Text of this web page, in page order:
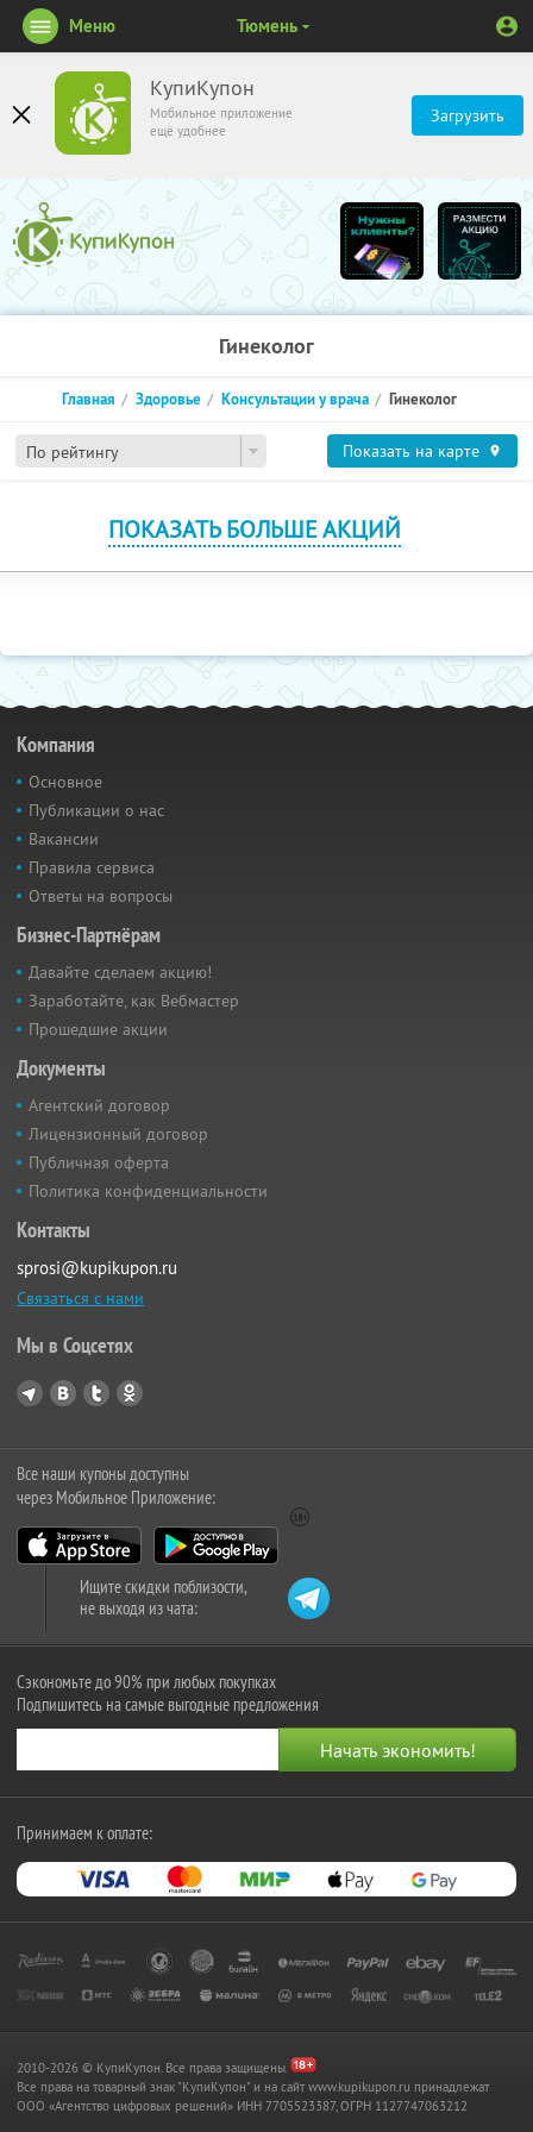
КупиКупон
Мобильное приложение
ещё удобнее
Загрузить
Меню Тюмень
Гинеколог
По рейтингу
Главная Здоровье Консультации у врача Гинеколог
Показать на карте
ПОКАЗАТЬ БОЛЬШЕ АКЦИЙ
Компания
Основное
Публикации о нас
Вакансии
Правила сервиса
Ответы на вопросы
Бизнес-Партнёрам
Давайте сделаем акцию!
Заработайте, как Вебмастер
Прошедшие акции
Документы
Агентский договор
Лицензионный договор
Публичная оферта
Политика конфиденциальности
Контакты
sprosi@kupikupon.ru
Связаться с нами
Мы в Соцсетях
Все наши купоны доступны
через Мобильное Приложение:
Ищите скидки поблизости,
не выходя из чата:
Сэкономьте до 90% при любых покупках
Подпишитесь на самые выгодные предложения
Принимаем к оплате:
2010-2026 © КупиКупон. Все права защищены.
Все права на товарный знак "КупиКупон" и на сайт www.kupikupon.ru принадлежат
OOO «Агентство цифровых решений» ИНН 7705523387, ОГРН 1127747063212